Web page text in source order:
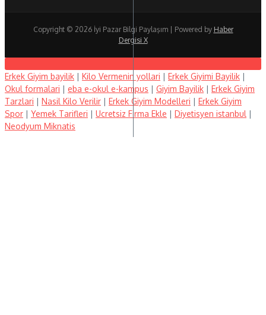
Copyright © 2026 İyi Pazar Bilgi Paylaşım | Powered by Haber
Dergisi X
Erkek Giyim bayilik | Kilo Vermenin yollari | Erkek Giyimi Bayilik |
Okul formalari | eba e-okul e-kampus | Giyim Bayilik | Erkek Giyim
Tarzlari | Nasil Kilo Verilir | Erkek Giyim Modelleri | Erkek Giyim
Spor | Yemek Tarifleri | Ucretsiz Firma Ekle | Diyetisyen istanbul |
Neodyum Miknatis